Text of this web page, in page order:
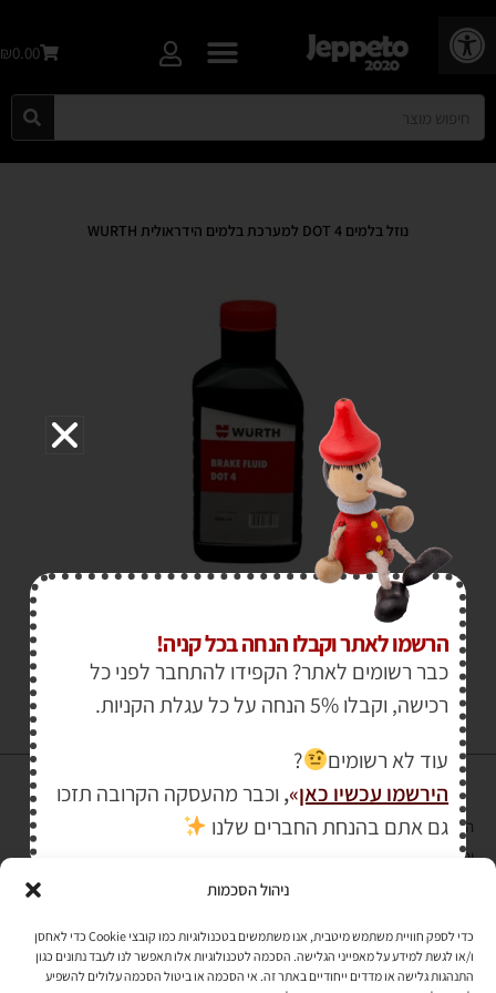
פתח סרגל נגישות
ניהול הסכמות
כדי לספק חוויית משתמש מיטבית, אנו משתמשים בטכנולוגיות כמו קובצי Cookie כדי לאחסן
ו/או לגשת למידע על מאפייני הגלישה. הסכמה לטכנולוגיות אלו תאפשר לנו לעבד נתונים כגון
התנהגות גלישה או מדדים ייחודיים באתר זה. אי הסכמה או ביטול הסכמה עלולים להשפיע
₪0.00
נוזל בלמים DOT 4 למערכת בלמים הידראולית WURTH
והעומד בתקן אבטחה PCI DSS Level-1
לתקנון האתר»
הרשמו לאתר וקבלו הנחה בכל קניה!
כבר רשומים לאתר? הקפידו להתחבר לפני כל
רכישה, וקבלו 5% הנחה על כל עגלת הקניות.
עוד לא רשומים
?
הירשמו עכשיו כאן»
, וכבר מהעסקה הקרובה תזכו
גם אתם בהנחת החברים שלנו